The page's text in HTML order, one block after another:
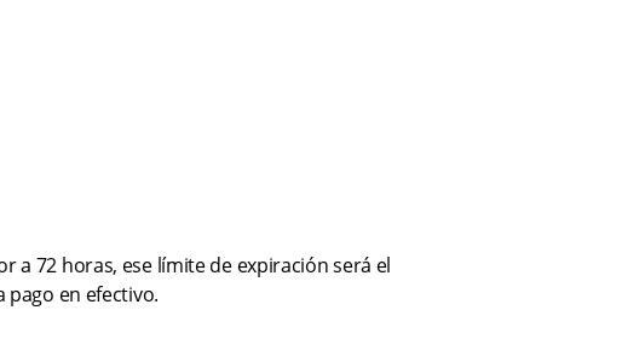
a 72 horas, ese límite de expiración será el
pago en efectivo.